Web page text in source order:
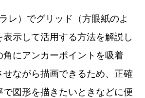
レ）でグリッド（方眼紙のよ
表示して活用する方法を解説し
角にアンカーポイントを吸着
せながら描画できるため、正確
で図形を描きたいときなどに便